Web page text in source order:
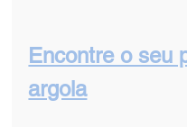
Encontre o seu
argola